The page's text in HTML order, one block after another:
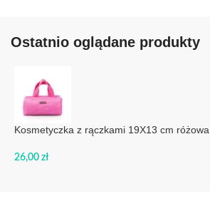
Ostatnio oglądane produkty
Kosmetyczka z rączkami 19X13 cm różowa
26,00zł